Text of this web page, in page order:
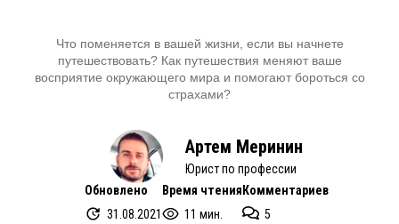
Что поменяется в вашей жизни, если вы начнете
путешествовать? Как путешествия меняют ваше
восприятие окружающего мира и помогают бороться со
страхами?
Артем Меринин
Юрист по профессии
Обновлено
31.08.2021
Время чтения
11 мин.
Комментариев
5